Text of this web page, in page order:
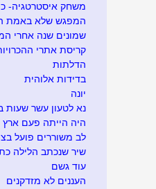
משחק איסטרטגיה-
המפגש שלא באמת
שמונים שנה אחרי
קריסת אתרי
הדלתות
בדידות אלוהית
יונה
נא לטעון עשר שעות
היה הייתה פעם ארץ
לב משוררים פועל
שיר שנכתב הלילה
עוד גשם
העננים לא מזדקנים